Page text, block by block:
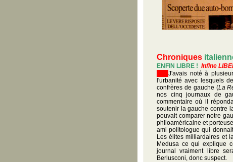
Chroniques
ENFIN LIBRE ! Infine
J'avais noté à
l'urbanité avec lesquels
confrères de gauche (La
nos cinq journaux de
commentaire où il
soutenir la gauche contre
pouvait comparer notre
philoaméricaine et
ami politologue qui
Les élites milliardaires et
Medusa ce qui explique
journal vraiment libre
Berlusconi, donc suspect.